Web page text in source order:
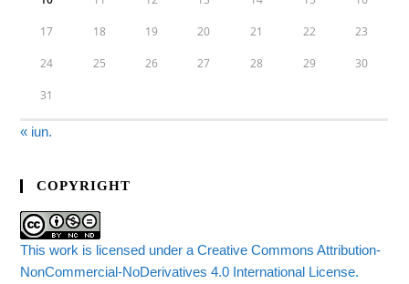
17 18 19 20 21 22 23
24 25 26 27 28 29 30
31
« iun.
COPYRIGHT
This work is licensed under a Creative Commons Attribution-
NonCommercial-NoDerivatives 4.0 International License.